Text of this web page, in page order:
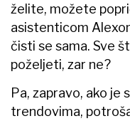
želite, možete
asistenticom
čisti se sama. Sve
poželjeti, zar ne?
Pa, zapravo, ako je
trendovima,